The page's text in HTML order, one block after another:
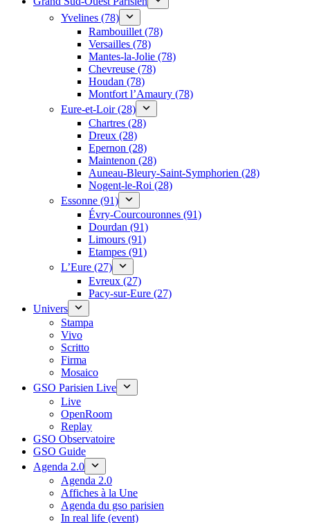
Yvelines (78)
Rambouillet (78)
Versailles (78)
Mantes-la-Jolie (78)
Chevreuse (78)
Houdan (78)
Montfort l’Amaury (78)
Eure-et-Loir (28)
Chartres (28)
Dreux (28)
Epernon (28)
Maintenon (28)
Auneau-Bleury-Saint-Symphorien (28)
Nogent-le-Roi (28)
Essonne (91)
Évry-Courcouronnes (91)
Dourdan (91)
Limours (91)
Etampes (91)
L’Eure (27)
Evreux (27)
Pacy-sur-Eure (27)
Univers
Stampa
Vivo
Scritto
Firma
Mosaico
GSO Parisien Live
Live
OpenRoom
Replay
GSO Observatoire
GSO Guide
Agenda 2.0
Agenda 2.0
Affiches à la Une
Agenda du gso parisien
In real life (event)